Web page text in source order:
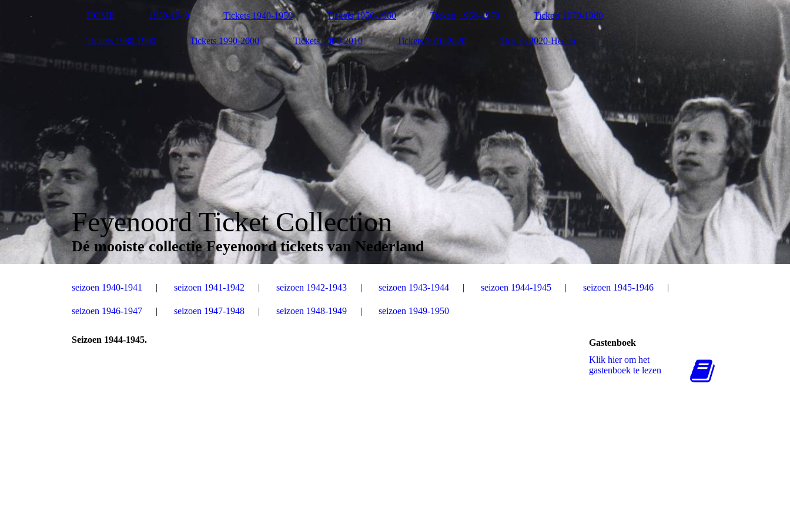
HOME 1930-1940 Tickets 1940-1950 Tickets 1950-1960 Tickets 1960-1970 Tickets 1970-1980
Tickets 1980-1990 Tickets 1990-2000 Tickets 2000-2010 Tickets 2010-2020 Tickets 2020-Heden
Feyenoord Ticket Collection
Dé mooiste collectie Feyenoord tickets van Nederland
seizoen 1940-1941 seizoen 1941-1942 seizoen 1942-1943 seizoen 1943-1944 seizoen 1944-1945 seizoen 1945-1946
seizoen 1946-1947 seizoen 1947-1948 seizoen 1948-1949 seizoen 1949-1950
Seizoen 1944-1945.
Gastenboek
Klik hier om het
gastenboek te lezen